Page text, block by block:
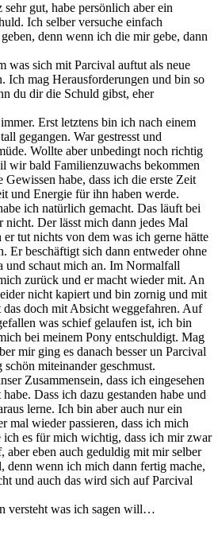
gut, habe persönlich aber ein
Ich selber versuche einfach
denn wenn ich die mir gebe, dann
was sich mit Parcival auftut als neue
Ich mag Herausforderungen und bin so
du dir die Schuld gibst, eher
Erst letztens bin ich nach einem
gegangen. War gestresst und
Wollte aber unbedingt noch richtig
wir bald Familienzuwachs bekommen
Gewissen habe, dass ich die erste Zeit
und Energie für ihn haben werde.
ich natürlich gemacht. Das läuft bei
nicht. Der lässt mich dann jedes Mal
tut nichts von dem was ich gerne hätte
Er beschäftigt sich dann entweder ohne
und schaut mich an. Im Normalfall
zurück und er macht wieder mit. An
nicht kapiert und bin zornig und mit
das doch mit Absicht weggefahren. Auf
was schief gelaufen ist, ich bin
bei meinem Pony entschuldigt. Mag
mir ging es danach besser un Parcival
miteinander geschmust.
Zusammensein, dass ich eingesehen
Dass ich dazu gestanden habe und
lerne. Ich bin aber auch nur ein
mal wieder passieren, dass ich mich
ich es für mich wichtig, dass ich mir zwar
aber eben auch geduldig mit mir selber
denn wenn ich mich dann fertig mache,
und auch das wird sich auf Parcival
versteht was ich sagen will…